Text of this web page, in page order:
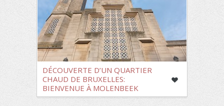
DÉCOUVERTE D’UN QUARTIER
CHAUD DE BRUXELLES:
BIENVENUE À MOLENBEEK